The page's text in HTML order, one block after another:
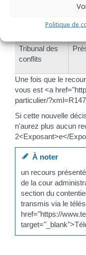
Politique de
cassation
de
Tribunal des
conflits
Une fois que le
vous est <a
particulier/
Si cette nouvelle
n'aurez plus aucun
2<Exposant>e</
À noter
un recours
de la cour
section du
transmis via le
href="https://